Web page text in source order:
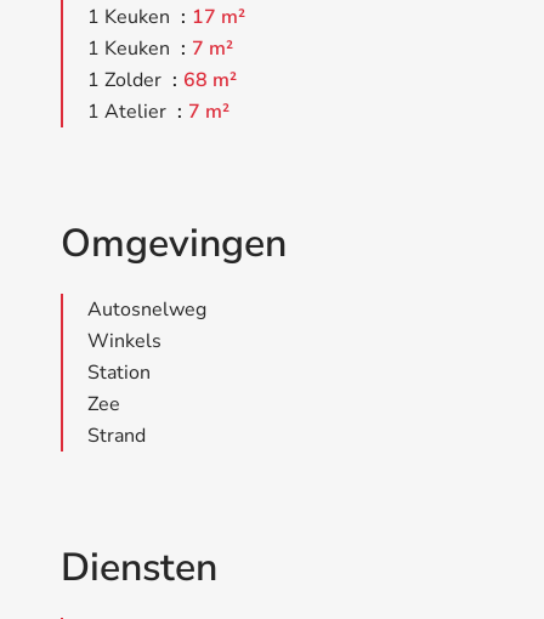
1 Keuken
17 m²
1 Keuken
7 m²
1 Zolder
68 m²
1 Atelier
7 m²
Omgevingen
Autosnelweg
Winkels
Station
Zee
Strand
Diensten